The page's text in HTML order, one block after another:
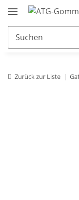
Zurück zur Liste